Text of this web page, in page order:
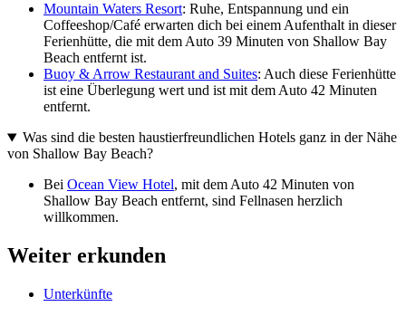
Mountain Waters Resort: Ruhe, Entspannung und ein
Coffeeshop/Café erwarten dich bei einem Aufenthalt in dieser
Ferienhütte, die mit dem Auto 39 Minuten von Shallow Bay
Beach entfernt ist.
Buoy & Arrow Restaurant and Suites: Auch diese Ferienhütte
ist eine Überlegung wert und ist mit dem Auto 42 Minuten
entfernt.
Was sind die besten haustierfreundlichen Hotels ganz in der Nähe
von Shallow Bay Beach?
Bei Ocean View Hotel, mit dem Auto 42 Minuten von
Shallow Bay Beach entfernt, sind Fellnasen herzlich
willkommen.
Weiter erkunden
Unterkünfte